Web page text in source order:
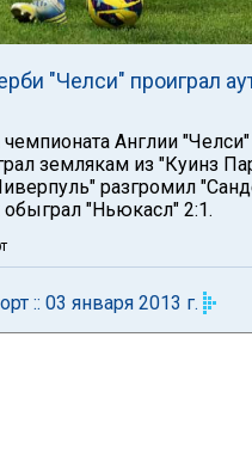
"Челси" проиграл
чемпионата Англии "Челси"
землякам из "Куинз
разгромил
обыграл "Ньюкасл" 2:1.
:: 03 января 2013 г.